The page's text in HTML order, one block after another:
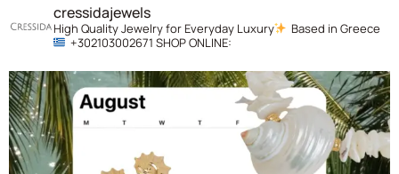
cressidajewels
High Quality Jewelry for Everyday Luxury
Based in Greece
+302103002671 SHOP ONLINE: